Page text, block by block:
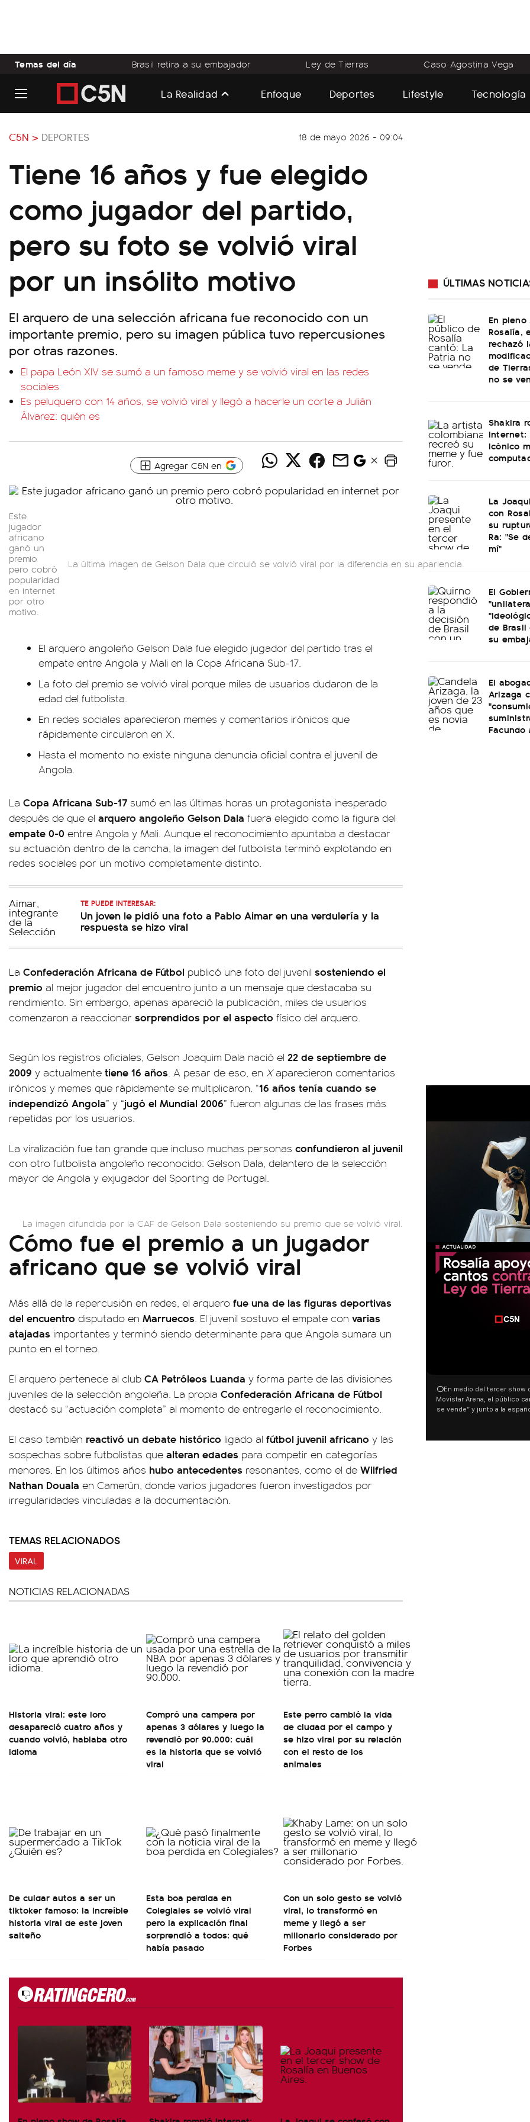
Temas del día Brasil retira a su embajador Ley de Tierras Caso Agostina Vega
La Realidad Enfoque Deportes Lifestyle Tecnología
C5N > DEPORTES 18 de mayo 2026 - 09:04
Tiene 16 años y fue elegido
como jugador del partido,
pero su foto se volvió viral
por un insólito motivo
El arquero de una selección africana fue reconocido con un
importante premio, pero su imagen pública tuvo repercusiones
por otras razones.
El papa León XIV se sumó a un famoso meme y se volvió viral en las redes
sociales
Es peluquero con 14 años, se volvió viral y llegó a hacerle un corte a Julián
Álvarez: quién es
Agregar C5N en
Este
jugador
africano
ganó un
premio
pero cobró
popularidad
en internet
por otro
motivo.
La última imagen de Gelson Dala que circuló se volvió viral por la diferencia en su apariencia.
El arquero angoleño Gelson Dala fue elegido jugador del partido tras el
empate entre Angola y Mali en la Copa Africana Sub-17.
La foto del premio se volvió viral porque miles de usuarios dudaron de la
edad del futbolista.
En redes sociales aparecieron memes y comentarios irónicos que
rápidamente circularon en X.
Hasta el momento no existe ninguna denuncia oficial contra el juvenil de
Angola.
La Copa Africana Sub-17 sumó en las últimas horas un protagonista inesperado
después de que el arquero angoleño Gelson Dala fuera elegido como la figura del
empate 0-0 entre Angola y Mali. Aunque el reconocimiento apuntaba a destacar
su actuación dentro de la cancha, la imagen del futbolista terminó explotando en
redes sociales por un motivo completamente distinto.
TE PUEDE INTERESAR:
Un joven le pidió una foto a Pablo Aimar en una verdulería y la
respuesta se hizo viral
La Confederación Africana de Fútbol publicó una foto del juvenil sosteniendo el
premio al mejor jugador del encuentro junto a un mensaje que destacaba su
rendimiento. Sin embargo, apenas apareció la publicación, miles de usuarios
comenzaron a reaccionar sorprendidos por el aspecto físico del arquero.
Según los registros oficiales, Gelson Joaquim Dala nació el 22 de septiembre de
2009 y actualmente tiene 16 años. A pesar de eso, en Xaparecieron comentarios
irónicos y memes que rápidamente se multiplicaron. “16 años tenía cuando se
independizó Angola” y “jugó el Mundial 2006” fueron algunas de las frases más
repetidas por los usuarios.
La viralización fue tan grande que incluso muchas personas confundieron al juvenil
con otro futbolista angoleño reconocido: Gelson Dala, delantero de la selección
mayor de Angola y exjugador del Sporting de Portugal.
La imagen difundida por la CAF de Gelson Dala sosteniendo su premio que se volvió viral.
Cómo fue el premio a un jugador
africano que se volvió viral
Más allá de la repercusión en redes, el arquero fue una de las figuras deportivas
del encuentro disputado en Marruecos. El juvenil sostuvo el empate con varias
atajadas importantes y terminó siendo determinante para que Angola sumara un
punto en el torneo.
El arquero pertenece al club CA Petróleos Luanda y forma parte de las divisiones
juveniles de la selección angoleña. La propia Confederación Africana de Fútbol
destacó su “actuación completa” al momento de entregarle el reconocimiento.
El caso también reactivó un debate histórico ligado al fútbol juvenil africano y las
sospechas sobre futbolistas que alteran edades para competir en categorías
menores. En los últimos años hubo antecedentes resonantes, como el de Wilfried
Nathan Douala en Camerún, donde varios jugadores fueron investigados por
irregularidades vinculadas a la documentación.
TEMAS RELACIONADOS
VIRAL
NOTICIAS RELACIONADAS
Historia viral: este loro
desapareció cuatro años y
cuando volvió, hablaba otro
idioma
Compró una campera por
apenas 3 dólares y luego la
revendió por 90.000: cuál
es la historia que se volvió
viral
Este perro cambió la vida
de ciudad por el campo y
se hizo viral por su relación
con el resto de los
animales
De cuidar autos a ser un
tiktoker famoso: la increíble
historia viral de este joven
salteño
Esta boa perdida en
Colegiales se volvió viral
pero la explicación final
sorprendió a todos: qué
había pasado
Con un solo gesto se volvió
viral, lo transformó en
meme y llegó a ser
millonario considerado por
Forbes
ÚLTIMAS
En
Rosalía,
rechazó
de
no se
Shakira
internet:
icónico
La
con
su
Ra: "Se
mí"
El
de
su
El
Arizaga
Facundo
⭕En medio del tercer show de Rosalia en el
Movistar Arena, el público cantó “la patria no
se vende” y junto a la española. El momento
Con una
distintas
manifestaron su
pudo ver cómo
este 6 de agosto